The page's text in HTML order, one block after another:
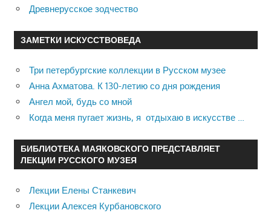
Древнерусское зодчество
ЗАМЕТКИ ИСКУССТВОВЕДА
Три петербургские коллекции в Русском музее
Анна Ахматова. К 130-летию со дня рождения
Ангел мой, будь со мной
Когда меня пугает жизнь, я отдыхаю в искусстве …
БИБЛИОТЕКА МАЯКОВСКОГО ПРЕДСТАВЛЯЕТ
ЛЕКЦИИ РУССКОГО МУЗЕЯ
Лекции Елены Станкевич
Лекции Алексея Курбановского